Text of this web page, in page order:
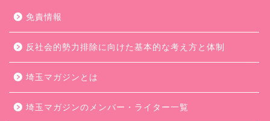
免責情報
反社会的勢力排除に向けた基本的な考え方と体制
埼玉マガジンとは
埼玉マガジンのメンバー・ライター一覧